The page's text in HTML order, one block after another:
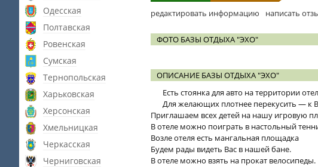
Одесская
Полтавская
Ровенская
Сумская
Тернопольская
Харьковская
Херсонская
Хмельницкая
Черкасская
Черниговская
редактировать информацию написать
ФОТО БАЗЫ ОТДЫХА "ЭХО"
ОПИСАНИЕ БАЗЫ ОТДЫХА "ЭХО"
Есть стоянка для авто на территории
Для желающих плотнее перекусить — к
Приглашаем всех детей на нашу игровую
В отеле можно поиграть в настольный
Возле отеля есть мангальная площадка
Будем рады видеть Вас в нашей бане.
В отеле можно взять на прокат велосипеды.